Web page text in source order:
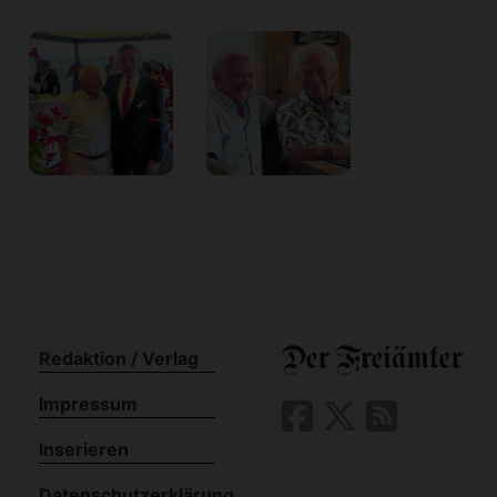
Redaktion / Verlag
Impressum
Inserieren